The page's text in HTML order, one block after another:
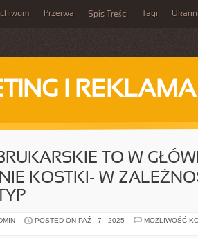
Przerwa Spis Treści Tagi
I REKLAMA
TO W
KOSTKI- W
POSTED ON PAŹ - 7 - 2025
MOŻLIWOŚĆ